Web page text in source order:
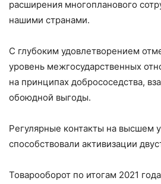
расширения многопланового
нашими странами.
С глубоким удовлетворением
уровень межгосударственных
на принципах добрососедства,
обоюдной выгоды.
Регулярные контакты на высшем
способствовали активизации
Товарооборот по итогам 2021